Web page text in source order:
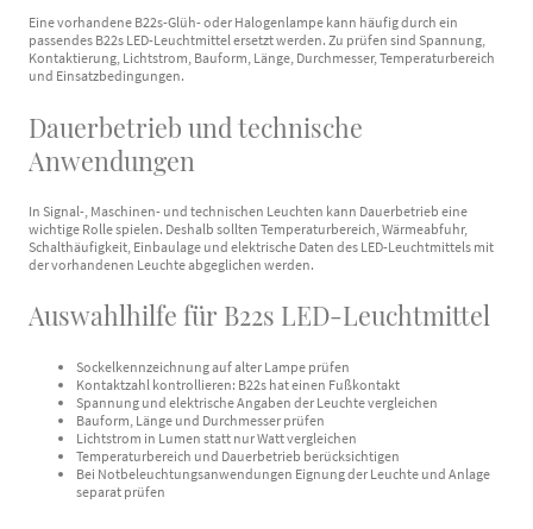
Eine vorhandene B22s-Glüh- oder Halogenlampe kann häufig durch ein
passendes B22s LED-Leuchtmittel ersetzt werden. Zu prüfen sind Spannung,
Kontaktierung, Lichtstrom, Bauform, Länge, Durchmesser, Temperaturbereich
und Einsatzbedingungen.
Dauerbetrieb und technische
Anwendungen
In Signal-, Maschinen- und technischen Leuchten kann Dauerbetrieb eine
wichtige Rolle spielen. Deshalb sollten Temperaturbereich, Wärmeabfuhr,
Schalthäufigkeit, Einbaulage und elektrische Daten des LED-Leuchtmittels mit
der vorhandenen Leuchte abgeglichen werden.
Auswahlhilfe für B22s LED-Leuchtmittel
Sockelkennzeichnung auf alter Lampe prüfen
Kontaktzahl kontrollieren: B22s hat einen Fußkontakt
Spannung und elektrische Angaben der Leuchte vergleichen
Bauform, Länge und Durchmesser prüfen
Lichtstrom in Lumen statt nur Watt vergleichen
Temperaturbereich und Dauerbetrieb berücksichtigen
Bei Notbeleuchtungsanwendungen Eignung der Leuchte und Anlage
separat prüfen